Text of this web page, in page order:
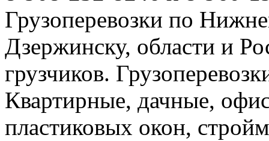
Грузоперевозки по
Дзержинску, области и
грузчиков.
Квартирные, дачные,
пластиковых окон,